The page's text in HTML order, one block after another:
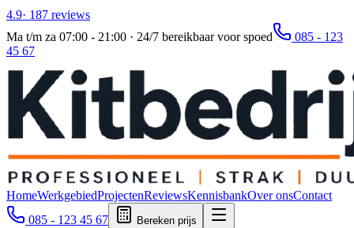
4.9· 187 reviews
Ma t/m za 07:00 - 21:00 · 24/7 bereikbaar voor spoed
085 - 123
45 67
HomeWerkgebiedProjectenReviewsKennisbankOver onsContact
085 - 123 45 67
Bereken prijs